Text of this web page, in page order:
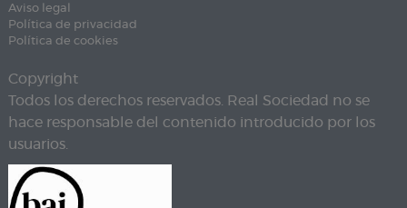
Aviso legal
Política de privacidad
Política de cookies
Copyright
Todos los derechos reservados. Real Sociedad no se
hace responsable del contenido introducido por los
usuarios.